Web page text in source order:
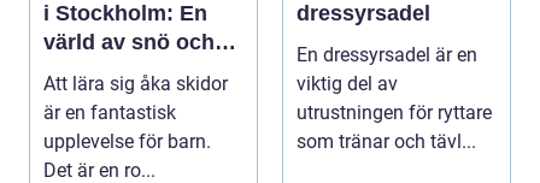
i Stockholm: En
värld av snö och
äventyr
Att lära sig åka skidor
är en fantastisk
upplevelse för barn.
Det är en ro...
dressyrsadel
En dressyrsadel är en
viktig del av
utrustningen för ryttare
som tränar och tävl...